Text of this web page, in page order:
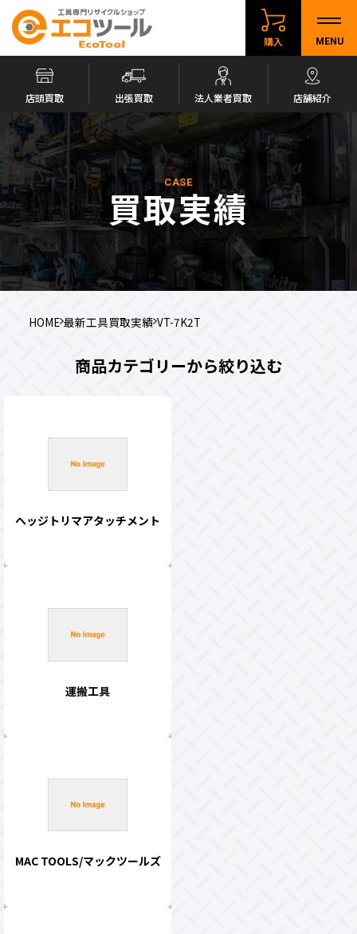
購入 MENU
店頭買取 出張買取 法人業者買取 店舗紹介
CASE
買取実績
HOME 最新工具買取実績 VT-7K2T
商品カテゴリーから絞り込む
ヘッジトリマアタッチメント
運搬工具
MAC TOOLS/マックツールズ